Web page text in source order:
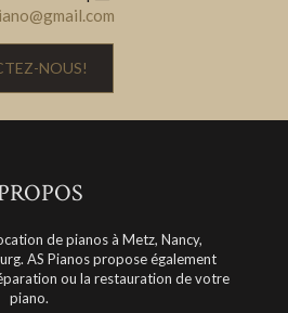
NOUS!
de pianos à Metz, Nancy,
AS Pianos propose également
ou la restauration de votre
piano.